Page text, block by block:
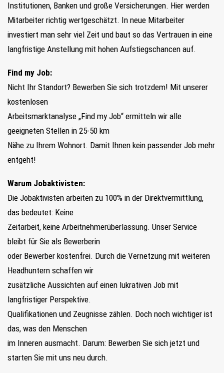
Institutionen, Banken und große Versicherungen. Hier werden
Mitarbeiter richtig wertgeschätzt. In neue Mitarbeiter
investiert man sehr viel Zeit und baut so das Vertrauen in eine
langfristige Anstellung mit hohen Aufstiegschancen auf.
Find my Job:
Nicht Ihr Standort? Bewerben Sie sich trotzdem! Mit unserer
kostenlosen
Arbeitsmarktanalyse „Find my Job“ ermitteln wir alle
geeigneten Stellen in 25-50 km
Nähe zu Ihrem Wohnort. Damit Ihnen kein passender Job mehr
entgeht!
Warum Jobaktivisten:
Die Jobaktivisten arbeiten zu 100% in der Direktvermittlung,
das bedeutet: Keine
Zeitarbeit, keine Arbeitnehmerüberlassung. Unser Service
bleibt für Sie als Bewerberin
oder Bewerber kostenfrei. Durch die Vernetzung mit weiteren
Headhuntern schaffen wir
zusätzliche Aussichten auf einen lukrativen Job mit
langfristiger Perspektive.
Qualifikationen und Zeugnisse zählen. Doch noch wichtiger ist
das, was den Menschen
im Inneren ausmacht. Darum: Bewerben Sie sich jetzt und
starten Sie mit uns neu durch.